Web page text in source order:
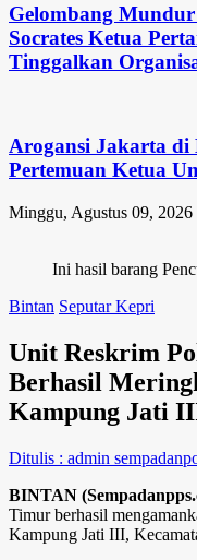
Gelombang
Socrates Ketua
Tinggalkan
Arogansi Jakarta di
Pertemuan Ketua
Minggu, Agustus 09, 2026
Ini hasil barang
Bintan Seputar Kepri
Unit Reskrim
Berhasil
Kampung Jati
Ditulis : admin
BINTAN
Timur berhasil
Kampung Jati III,